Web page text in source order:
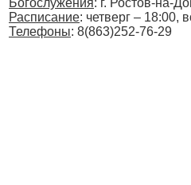
Богослужения: г. Ростов-на-
Расписание: четверг – 18:00,
Телефоны: 8(863)252-76-29